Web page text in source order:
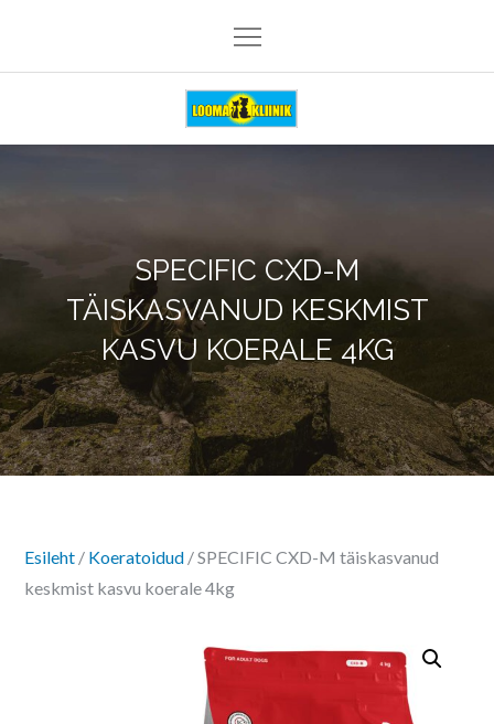
content
Loomakliinik Päike
SPECIFIC CXD-M
TÄISKASVANUD KESKMIST
KASVU KOERALE 4KG
Esileht / Koeratoidud / SPECIFIC CXD-M täiskasvanud
keskmist kasvu koerale 4kg